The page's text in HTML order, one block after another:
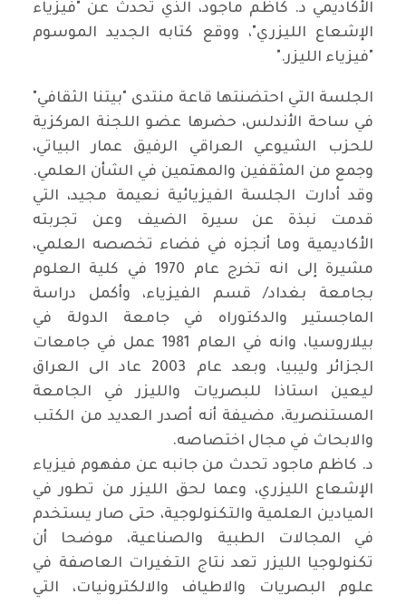
الأكاديمي د. كاظم ماجود، الذي تحدث عن "فيزياء
الإشعاع الليزري"، ووقع كتابه الجديد الموسوم
"فيزياء الليزر".
الجلسة التي احتضنتها قاعة منتدى "بيتنا الثقافي"
في ساحة الأندلس، حضرها عضو اللجنة المركزية
للحزب الشيوعي العراقي الرفيق عمار البياتي،
وجمع من المثقفين والمهتمين في الشأن العلمي.
وقد أدارت الجلسة الفيزيائية نعيمة مجيد، التي
قدمت نبذة عن سيرة الضيف وعن تجربته
الأكاديمية وما أنجزه في فضاء تخصصه العلمي،
مشيرة إلى انه تخرج عام 1970 في كلية العلوم
بجامعة بغداد/ قسم الفيزياء، وأكمل دراسة
الماجستير والدكتوراه في جامعة الدولة في
بيلاروسيا، وانه في العام 1981 عمل في جامعات
الجزائر وليبيا، وبعد عام 2003 عاد الى العراق
ليعين استاذا للبصريات والليزر في الجامعة
المستنصرية، مضيفة أنه أصدر العديد من الكتب
والابحاث في مجال اختصاصه.
د. كاظم ماجود تحدث من جانبه عن مفهوم فيزياء
الإشعاع الليزري، وعما لحق الليزر من تطور في
الميادين العلمية والتكنولوجية، حتى صار يستخدم
في المجالات الطبية والصناعية، موضحا أن
تكنولوجيا الليزر تعد نتاج التغيرات العاصفة في
علوم البصريات والاطياف والالكترونيات، التي